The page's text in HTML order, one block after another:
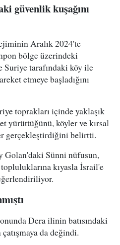
güvenlik kuşağını
Aralık 2024'te
bölge üzerindeki
tarafındaki köy ile
etmeye başladığını
toprakları içinde yaklaşık
yürüttüğünü, köyler ve kırsal
gerçekleştirdiğini belirtti.
Golan'daki Sünni nüfusun,
kıyasla İsrail'e
Dera ilinin batısındaki
da değindi.